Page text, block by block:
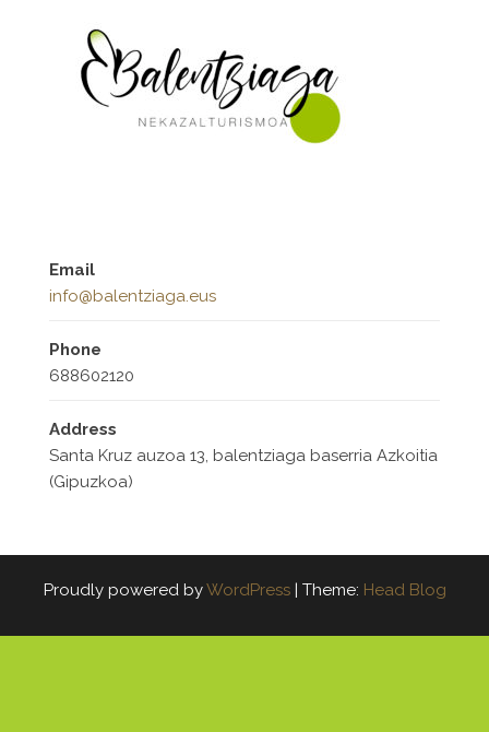
Email
info@balentziaga.eus
Phone
688602120
Address
Santa Kruz auzoa 13, balentziaga baserria Azkoitia
(Gipuzkoa)
Proudly powered byWordPress | Theme: Head Blog